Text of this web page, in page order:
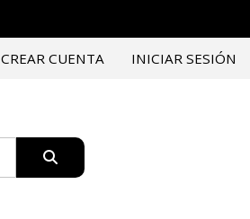
CREAR CUENTA INICIAR SESIÓN